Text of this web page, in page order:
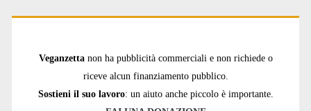
Veganzetta non ha pubblicità commerciali e non richiede o
riceve alcun finanziamento pubblico.
Sostieni il suo lavoro: un aiuto anche piccolo è importante.